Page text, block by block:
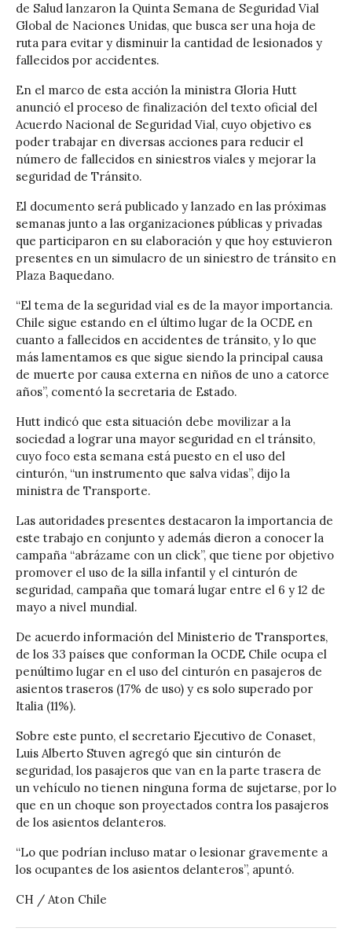
de Salud lanzaron la Quinta Semana de Seguridad Vial
Global de Naciones Unidas, que busca ser una hoja de
ruta para evitar y disminuir la cantidad de lesionados y
fallecidos por accidentes.
En el marco de esta acción la ministra Gloria Hutt
anunció el proceso de finalización del texto oficial del
Acuerdo Nacional de Seguridad Vial, cuyo objetivo es
poder trabajar en diversas acciones para reducir el
número de fallecidos en siniestros viales y mejorar la
seguridad de Tránsito.
El documento será publicado y lanzado en las próximas
semanas junto a las organizaciones públicas y privadas
que participaron en su elaboración y que hoy estuvieron
presentes en un simulacro de un siniestro de tránsito en
Plaza Baquedano.
“El tema de la seguridad vial es de la mayor importancia.
Chile sigue estando en el último lugar de la OCDE en
cuanto a fallecidos en accidentes de tránsito, y lo que
más lamentamos es que sigue siendo la principal causa
de muerte por causa externa en niños de uno a catorce
años”, comentó la secretaria de Estado.
Hutt indicó que esta situación debe movilizar a la
sociedad a lograr una mayor seguridad en el tránsito,
cuyo foco esta semana está puesto en el uso del
cinturón, “un instrumento que salva vidas”, dijo la
ministra de Transporte.
Las autoridades presentes destacaron la importancia de
este trabajo en conjunto y además dieron a conocer la
campaña “abrázame con un click”, que tiene por objetivo
promover el uso de la silla infantil y el cinturón de
seguridad, campaña que tomará lugar entre el 6 y 12 de
mayo a nivel mundial.
De acuerdo información del Ministerio de Transportes,
de los 33 países que conforman la OCDE Chile ocupa el
penúltimo lugar en el uso del cinturón en pasajeros de
asientos traseros (17% de uso) y es solo superado por
Italia (11%).
Sobre este punto, el secretario Ejecutivo de Conaset,
Luis Alberto Stuven agregó que sin cinturón de
seguridad, los pasajeros que van en la parte trasera de
un vehículo no tienen ninguna forma de sujetarse, por lo
que en un choque son proyectados contra los pasajeros
de los asientos delanteros.
“Lo que podrían incluso matar o lesionar gravemente a
los ocupantes de los asientos delanteros”, apuntó.
CH / Aton Chile